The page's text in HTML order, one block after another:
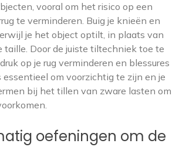
vooral om het risico op een
te verminderen. Buig je knieën en
je het object optilt, in plaats van
taille. Door de juiste tiltechniek toe te
op je rug verminderen en blessures
essentieel om voorzichtig te zijn en je
bij het tillen van zware lasten om
oefeningen om de